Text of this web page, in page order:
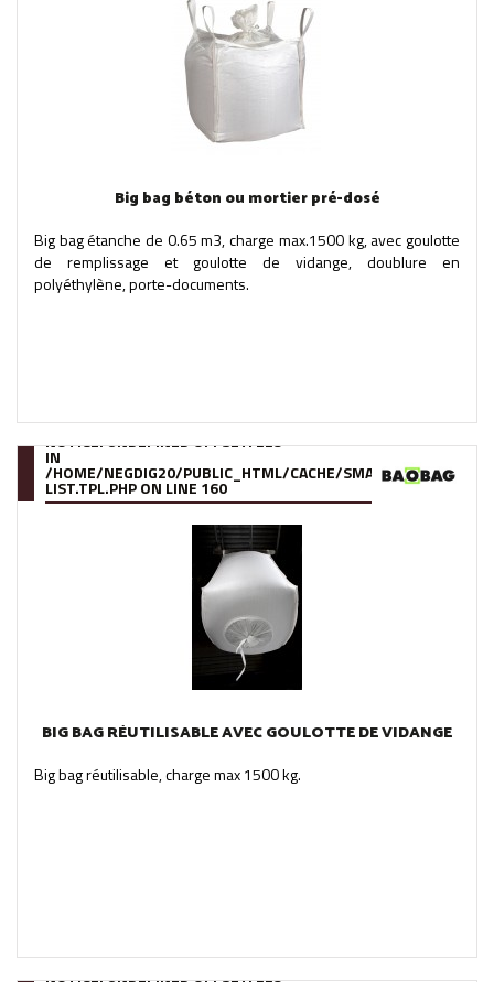
Big bag béton ou mortier pré-dosé
Big bag étanche de 0.65 m3, charge max.1500 kg, avec goulotte
de remplissage et goulotte de vidange, doublure en
polyéthylène, porte-documents.
NOTICE: UNDEFINED OFFSET: 229
IN
/HOME/NEGDIG20/PUBLIC_HTML/CACHE/SMARTY/
LIST.TPL.PHPON LINE 160
BIG BAG RÉUTILISABLE AVEC GOULOTTE DE VIDANGE
Big bag réutilisable, charge max 1500 kg.
NOTICE: UNDEFINED OFFSET: 229